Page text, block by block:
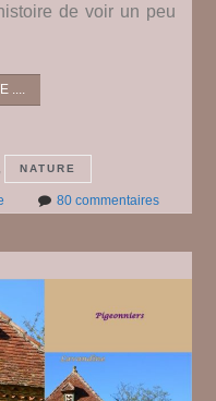
de voir un peu
....
NATURE
80 commentairessur